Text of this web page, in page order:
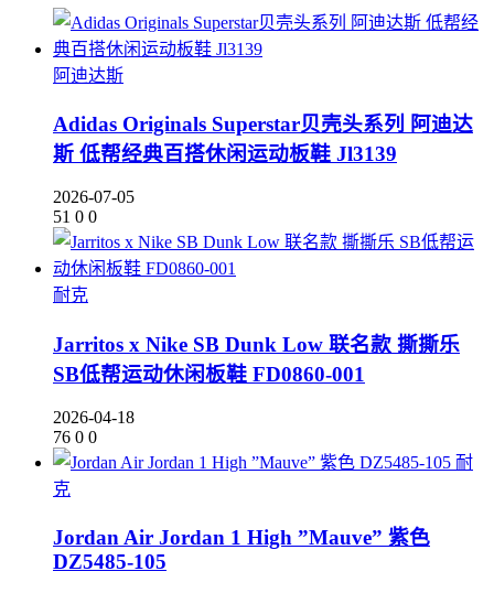
阿迪达斯
Adidas Originals Superstar贝壳头系列 阿迪达
斯 低帮经典百搭休闲运动板鞋 Jl3139
2026-07-05
51 0 0
耐克
Jarritos x Nike SB Dunk Low 联名款 撕撕乐
SB低帮运动休闲板鞋 FD0860-001
2026-04-18
76 0 0
耐
克
Jordan Air Jordan 1 High ”Mauve” 紫色
DZ5485-105